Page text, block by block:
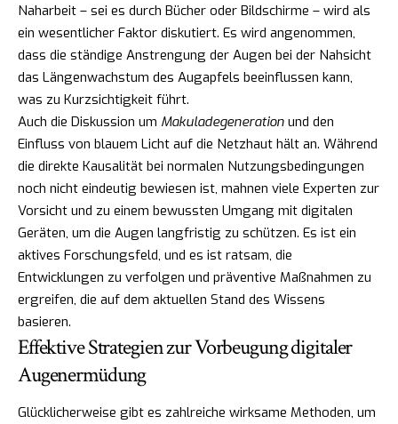
Naharbeit – sei es durch Bücher oder Bildschirme – wird als
ein wesentlicher Faktor diskutiert. Es wird angenommen,
dass die ständige Anstrengung der Augen bei der Nahsicht
das Längenwachstum des Augapfels beeinflussen kann,
was zu Kurzsichtigkeit führt.
Auch die Diskussion um Makuladegeneration und den
Einfluss von blauem Licht auf die Netzhaut hält an. Während
die direkte Kausalität bei normalen Nutzungsbedingungen
noch nicht eindeutig bewiesen ist, mahnen viele Experten zur
Vorsicht und zu einem bewussten Umgang mit digitalen
Geräten, um die Augen langfristig zu schützen. Es ist ein
aktives Forschungsfeld, und es ist ratsam, die
Entwicklungen zu verfolgen und präventive Maßnahmen zu
ergreifen, die auf dem aktuellen Stand des Wissens
basieren.
Effektive Strategien zur Vorbeugung digitaler
Augenermüdung
Glücklicherweise gibt es zahlreiche wirksame Methoden, um